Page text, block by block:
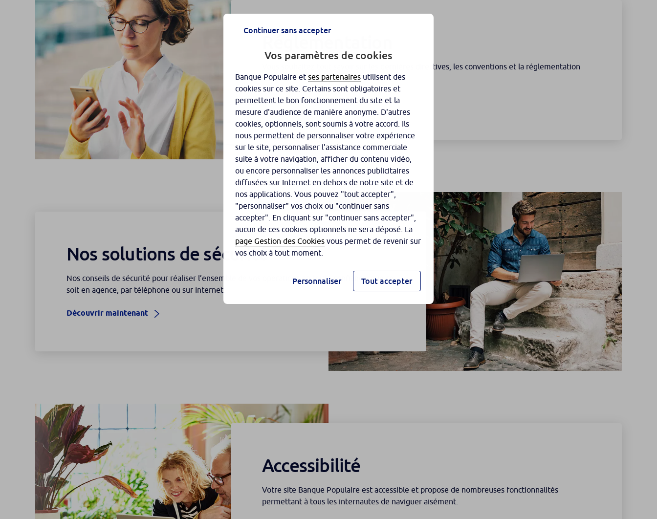
Réglementation
Vous souhaitez tout savoir sur les dernières directives, les conventions et la réglementation
bancaire ?
Découvrir maintenant
Nos solutions de sécurité
Nos conseils de sécurité pour réaliser l’ensemble de vos opérations en toute confiance, que ce
soit en agence, par téléphone ou sur Internet.
Découvrir maintenant
Accessibilité
Votre site Banque Populaire est accessible et propose de nombreuses fonctionnalités
permettant à tous les internautes de naviguer aisément.
Continuer sans accepter
Vos paramètres de cookies
Banque Populaire et ses partenaires utilisent des
cookies sur ce site. Certains sont obligatoires et
permettent le bon fonctionnement du site et la
mesure d'audience de manière anonyme. D'autres
cookies, optionnels, sont soumis à votre accord. Ils
nous permettent de personnaliser votre expérience
sur le site, personnaliser l'assistance commerciale
suite à votre navigation, afficher du contenu vidéo,
ou encore personnaliser les annonces publicitaires
diffusées sur Internet en dehors de notre site et de
nos applications. Vous pouvez "tout accepter",
"personnaliser" vos choix ou "continuer sans
accepter". En cliquant sur "continuer sans accepter",
aucun de ces cookies optionnels ne sera déposé. La
page Gestion des Cookies vous permet de revenir sur
vos choix à tout moment.
Personnaliser Tout accepter